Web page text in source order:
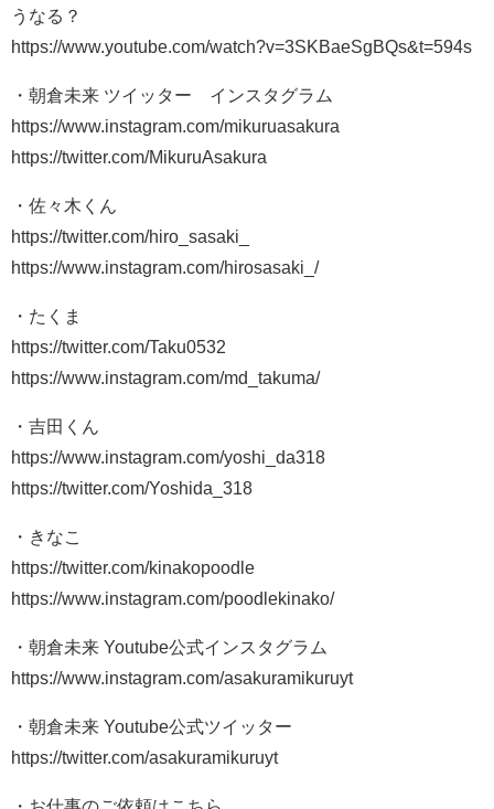
うなる？
https://www.youtube.com/watch?v=3SKBaeSgBQs&t=594s
・朝倉未来 ツイッター インスタグラム
https://www.instagram.com/mikuruasakura
https://twitter.com/MikuruAsakura
・佐々木くん
https://twitter.com/hiro_sasaki_
https://www.instagram.com/hirosasaki_/
・たくま
https://twitter.com/Taku0532
https://www.instagram.com/md_takuma/
・吉田くん
https://www.instagram.com/yoshi_da318
https://twitter.com/Yoshida_318
・きなこ
https://twitter.com/kinakopoodle
https://www.instagram.com/poodlekinako/
・朝倉未来 Youtube公式インスタグラム
https://www.instagram.com/asakuramikuruyt
・朝倉未来 Youtube公式ツイッター
https://twitter.com/asakuramikuruyt
・お仕事のご依頼はこちら